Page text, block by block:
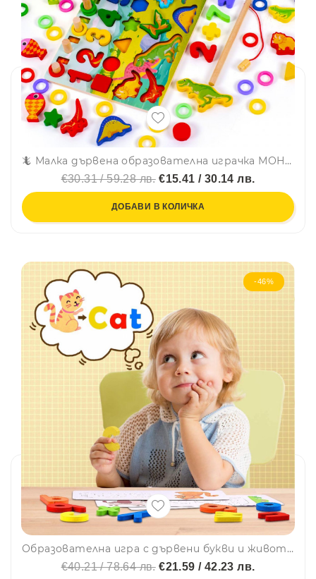
🦎 Малка дървена образователна играчка МОНТЕСОРИ с динозаври, рибки, рингове, цифри и фигурки CSDW-025
€30.31 / 59.28 лв.€15.41 / 30.14 лв.
ДОБАВИ В КОЛИЧКА
-46%
Образователна игра с дървени букви и животни МОНТЕСОРИ - за изучаване на английски език SD07, BF23
€40.21 / 78.64 лв.€21.59 / 42.23 лв.